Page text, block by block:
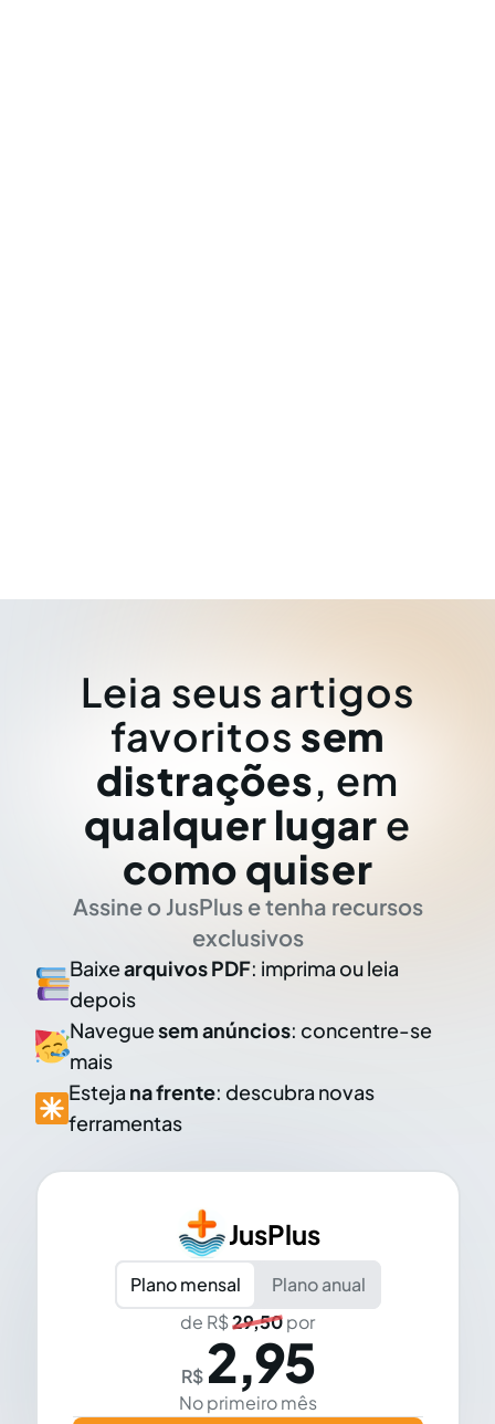
Leia seus artigos
favoritos sem
distrações, em
qualquer lugar e
como quiser
Assine o JusPlus e tenha recursos
exclusivos
Baixearquivos PDF: imprima ou leia
depois
Naveguesem anúncios: concentre-se
mais
Esteja na frente: descubra novas
ferramentas
JusPlus
Plano mensal
Plano anual
de R$29,50por
R$ 2,95
No primeiro mês